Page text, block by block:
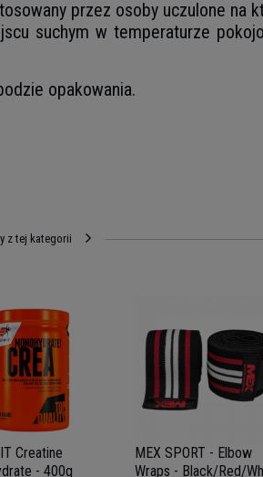
przez osoby uczulone na
suchym w temperaturze
opakowania.
Creatine
- 400g
MEX SPORT - Elbow
Wraps - Black/Red/
z tej kategorii